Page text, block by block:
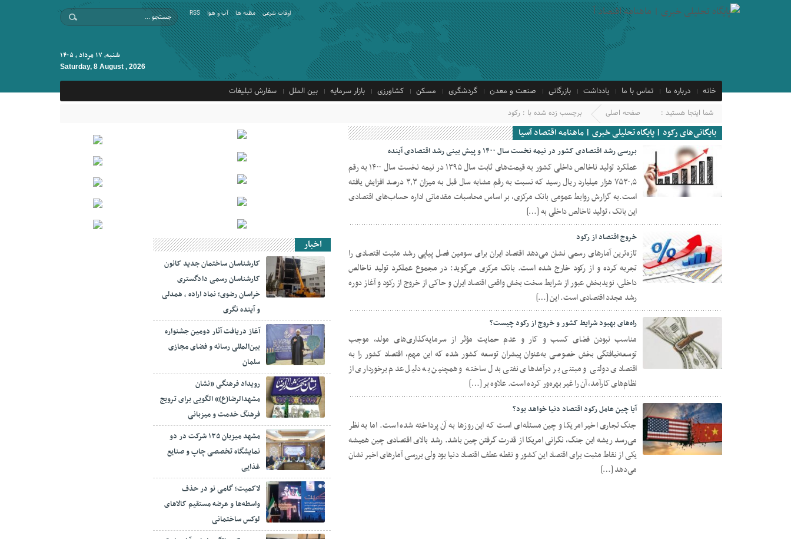
RSS آب و هوا مظنه ها اوقات شرعی
شنبه, ۱۷ مرداد , ۱۴۰۵
Saturday, 8 August , 2026
خانه درباره ما تماس با ما یادداشت بازرگانی صنعت و معدن گردشگری مسکن کشاورزی بازار سرمایه بین الملل سفارش تبلیغات
شما اینجا هستید : صفحه اصلی برچسب زده شده با : رکود
بایگانی‌های رکود | پایگاه تحلیلی خبری | ماهنامه اقتصاد آسیا
بررسی رشد اقتصادی کشور در نیمه نخست سال ۱۴۰۰ و پیش بینی رشد اقتصادی آینده
عملکرد تولید ناخالص داخلی کشور به قیمت‌های ثابت سال ۱۳۹۵ در نیمه نخست سال ۱۴۰۰ به رقم
۷۵۳۰٫۵ هزار میلیارد ریال رسید که نسبت به رقم مشابه سال قبل به میزان ۳٫۳ درصد افزایش یافته
است.به گزارش روابط عمومی بانک مرکزی، بر اساس محاسبات مقدماتی اداره حساب‌های اقتصادی
این بانک ، تولید ناخالص داخلی به […]
11 جولای 2021
خروج اقتصاد از رکود
تازه‌ترین آمارهای رسمی نشان می‌دهد اقتصاد ایران برای سومین فصل پیاپی رشد مثبت اقتصادی را
تجربه کرده و از رکود خارج شده است. بانک مرکزی می‌گوید: در مجموع عملکرد تولید ناخالص
داخلی، نویدبخش عبور از شرایط سخت بخش واقعی اقتصاد ایران و حاکی از خروج از رکود و آغاز دوره
رشد مجدد اقتصادی است. این […]
18 ژوئن 2020
راه‌های بهبود شرایط کشور و خروج از رکود چیست؟
مناسب نبودن فضای کسب و کار و عدم حمایت مؤثر از سرمایه‌گذاری‌های مولد، موجب
توسعه‌نیافتگی بخش خصوصی به‌عنوان پیشران توسعه کشور شده که این مهم، اقتصاد کشور را به
اقتصادی دولتی و مبتنی بر درآمدهای نفتی بدل ساخته و همچنین به دلیل عدم برخورداری از
نظام‌های کارآمد،‌ آن را غیر بهره‌ور کرده است. علاوه بر […]
15 ژوئن 2020
آیا چین عامل رکود اقتصاد دنیا خواهد بود؟
جنگ تجاری اخیر امریکا و چین مسئله‌ای است که این روزها به آن پرداخته شده است. اما به نظر
می‌رسد ریشه این جنگ، نگرانی امریکا از قدرت گرفتن چین باشد. رشد بالای اقتصادی چین همیشه
یکی از نقاط مثبت برای اقتصاد این کشور و نقطه عطف اقتصاد دنیا بود ولی بررسی آمارهای اخیر نشان
می‌دهد […]
اخبار
کارشناسان ساختمان جدید کانون
کارشناسان رسمی دادگستری
خراسان رضوی؛ نماد اراده ، همدلی
و آینده نگری
آغاز دریافت آثار دومین جشنواره
بین‌المللی رسانه و فضای مجازی
سلمان
رویداد فرهنگی «نشان
مشهدالرضا(ع)» الگویی برای ترویج
فرهنگ خدمت و میزبانی
مشهد میزبان ۱۳۵ شرکت در دو
نمایشگاه تخصصی چاپ و صنایع
غذایی
لاکمیت؛ گامی نو در حذف
واسطه‌ها و عرضه مستقیم کالاهای
لوکس ساختمانی